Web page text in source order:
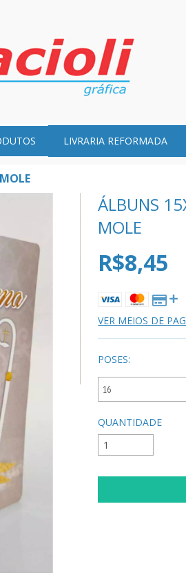
LIVRARIA REFORMADA
ÁLBUNS
MOLE
R$8,45
VER MEIOS DE
POSES:
QUANTIDADE